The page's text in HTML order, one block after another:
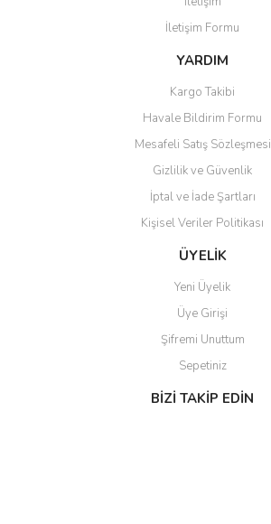
Ürün açıklamasında eksik bilgiler bulunuyor.
Ürün bilgilerinde hatalar bulunuyor.
Ürün fiyatı diğer sitelerden daha pahalı.
Gönder
İletişim Formu
YARDIM
Kargo Takibi
Havale Bildirim Formu
Mesafeli Satış Sözleşmesi
Gizlilik ve Güvenlik
İptal ve İade Şartları
Kişisel Veriler Politikası
ÜYELİK
Yeni Üyelik
Üye Girişi
Şifremi Unuttum
Sepetiniz
BİZİ TAKİP EDİN